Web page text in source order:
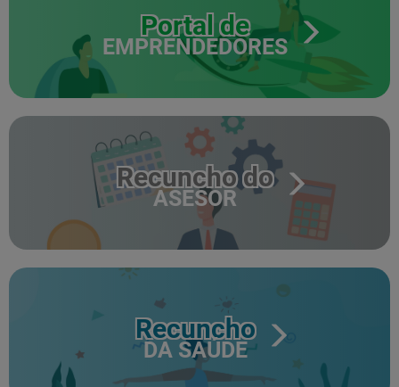
Portal de
EMPRENDEDORES
Recuncho do
ASESOR
Recuncho
DA SAÚDE